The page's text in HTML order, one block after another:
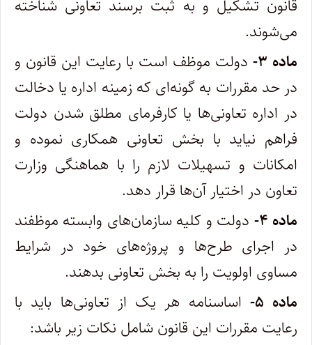
قانون تشکیل و به ثبت برسند تعاونی شناخته
می‌شوند.
ماده ۳-
دولت موظف است با رعایت این قانون و
در حد مقررات به گونه‌ای که زمینه اداره یا دخالت
در اداره تعاونی‌ها یا کارفرمای مطلق شدن دولت
فراهم نیاید با بخش تعاونی همکاری نموده و
امکانات و تسهیلات لازم را با هماهنگی وزارت
تعاون در اختیار آن‌ها قرار دهد.
ماده ۴-
دولت و کلیه سازمان‌های وابسته موظفند
در اجرای طرح‌ها و پروژه‌های خود در شرایط
مساوی اولویت را به بخش تعاونی بدهند.
ماده ۵-
اساسنامه هر یک از تعاونی‌ها باید با
رعایت مقررات این قانون شامل نکات زیر باشد: